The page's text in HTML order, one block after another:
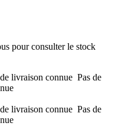
pour consulter le stock
livraison connue Pas de
livraison connue Pas de